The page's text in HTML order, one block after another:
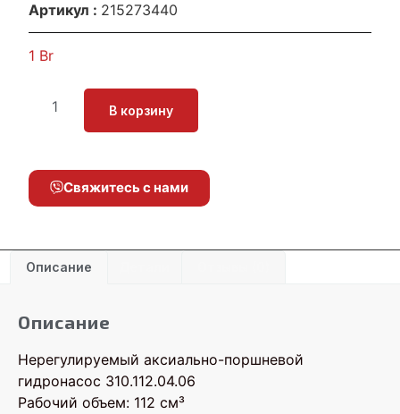
Артикул : 215273440
1 Br
В корзину
Свяжитесь с нами
Описание
Описание
Нерегулируемый аксиально-поршневой
гидронасос 310.112.04.06
Рабочий объем: 112 см³